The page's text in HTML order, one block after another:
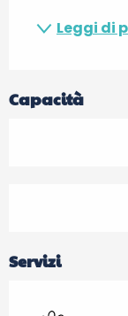
Leggi di
Capacità
Servizi